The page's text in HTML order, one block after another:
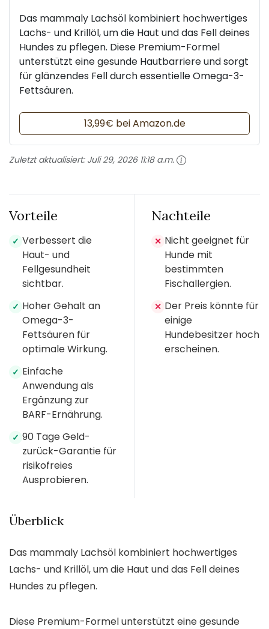
Das mammaly Lachsöl kombiniert hochwertiges
Lachs- und Krillöl, um die Haut und das Fell deines
Hundes zu pflegen. Diese Premium-Formel
unterstützt eine gesunde Hautbarriere und sorgt
für glänzendes Fell durch essentielle Omega-3-
Fettsäuren.
13,99€ bei Amazon.de
Zuletzt aktualisiert: Juli 29, 2026 11:18 a.m.
Vorteile
✓ Verbessert die
Haut- und
Fellgesundheit
sichtbar.
✓ Hoher Gehalt an
Omega-3-
Fettsäuren für
optimale Wirkung.
✓ Einfache
Anwendung als
Ergänzung zur
BARF-Ernährung.
✓ 90 Tage Geld-
zurück-Garantie für
risikofreies
Ausprobieren.
Nachteile
✕ Nicht geeignet für
Hunde mit
bestimmten
Fischallergien.
✕ Der Preis könnte für
einige
Hundebesitzer hoch
erscheinen.
Überblick
Das mammaly Lachsöl kombiniert hochwertiges
Lachs- und Krillöl, um die Haut und das Fell deines
Hundes zu pflegen.
Diese Premium-Formel unterstützt eine gesunde